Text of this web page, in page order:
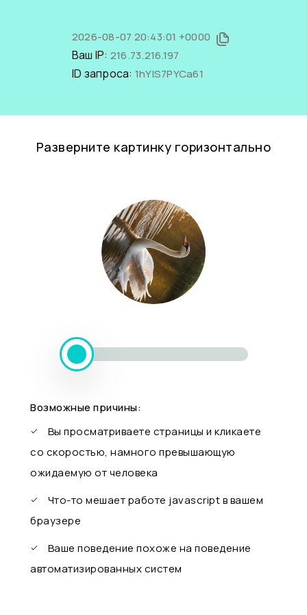
2026-08-07 20:43:01 +0000
Ваш IP: 216.73.216.197
ID запроса: 1hYlS7PYCa61
Разверните картинку горизонтально
Возможные причины:
Вы просматриваете страницы и кликаете
со скоростью, намного превышающую
ожидаемую от человека
Что-то мешает работе javascript в вашем
браузере
Ваше поведение похоже на поведение
автоматизированных систем